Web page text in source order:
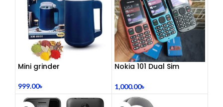
Mini grinder
999.00৳
Nokia 101 Dual Sim
1,000.00৳